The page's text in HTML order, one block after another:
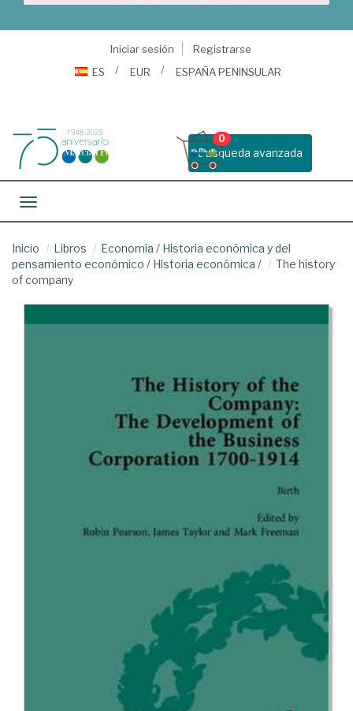
Iniciar sesión
Registrarse
ES
EUR ESPAÑA PENINSULAR
Busqueda avanzada
0
Toggle navigation
Inicio Libros Economía / Historia económica y del
pensamiento económico / Historia económica /
The history
of company